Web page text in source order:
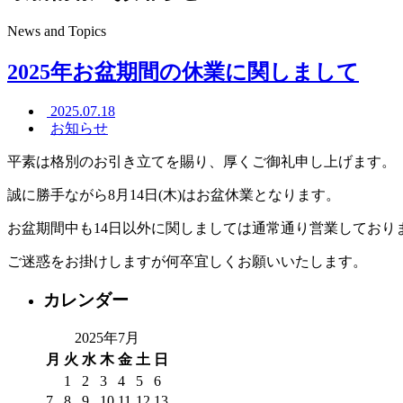
News and Topics
2025年お盆期間の休業に関しまして
2025.07.18
お知らせ
平素は格別のお引き立てを賜り、厚くご御礼申し上げます。
誠に勝手ながら8月14日(木)はお盆休業となります。
お盆期間中も14日以外に関しましては通常通り営業しており
ご迷惑をお掛けしますが何卒宜しくお願いいたします。
カレンダー
2025年7月
月 火 水 木 金 土 日
1
2 3 4 5
6